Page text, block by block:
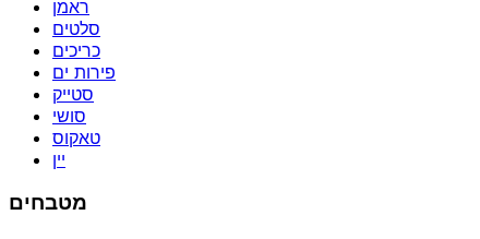
ראמן
סלטים
כריכים
פירות ים
סטייק
סושי
טאקוס
יין
מטבחים